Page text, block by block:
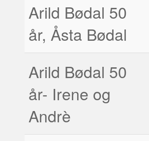
Arild Bødal 50
år, Åsta Bødal
Arild Bødal 50
år- Irene og
Andrè